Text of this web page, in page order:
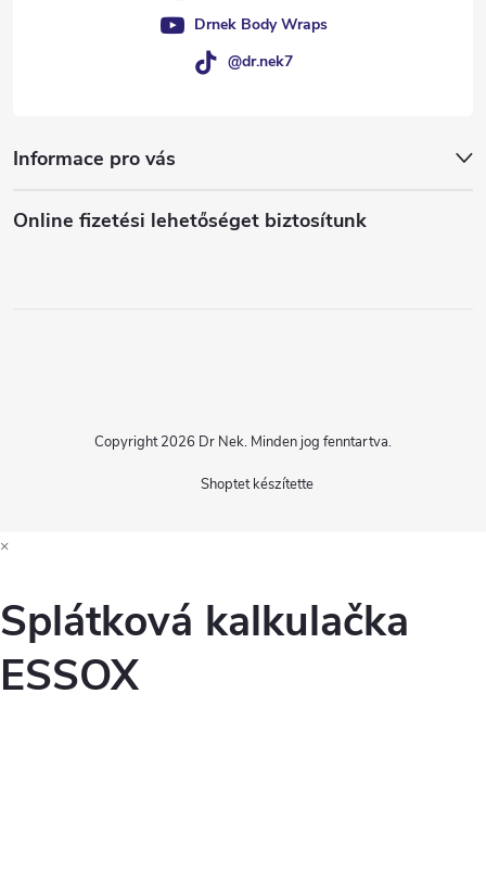
Drnek Body Wraps
@dr.nek7
Informace pro vás
Online fizetési lehetőséget biztosítunk
Shoptet készítette
Copyright 2026 Dr Nek. Minden jog fenntartva.
×
Splátková kalkulačka
ESSOX